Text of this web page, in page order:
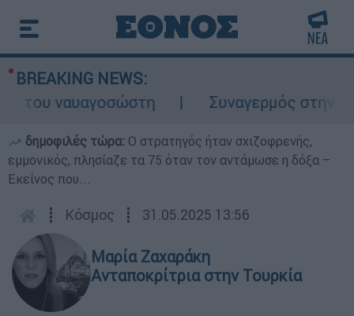
BREAKING NEWS:
ναυαγοσώστη
Συναγερμός στην
δημοφιλές τώρα: O στρατηγός ήταν σχιζοφρενής,
εμμονικός, πλησίαζε τα 75 όταν τον αντάμωσε η δόξα –
Εκείνος που...
┋ Κόσμος ┋ 31.05.2025 13:56
Μαρία Ζαχαράκη
Ανταποκρίτρια στην Τουρκία